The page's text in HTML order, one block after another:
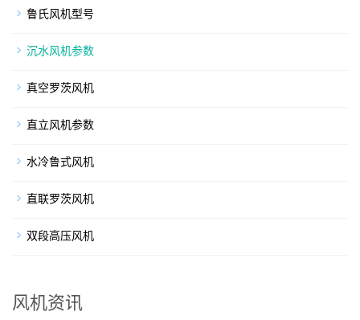
鲁氏风机型号
沉水风机参数
真空罗茨风机
直立风机参数
水冷鲁式风机
直联罗茨风机
双段高压风机
风机资讯